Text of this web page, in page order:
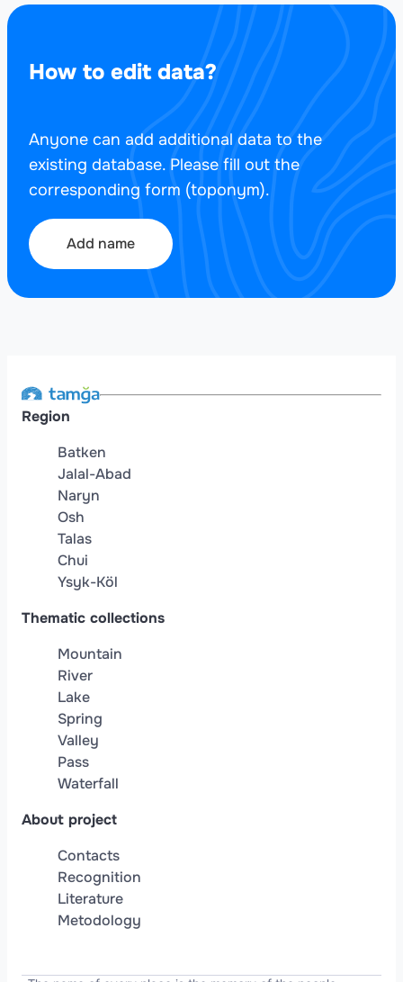
How to edit data?
Anyone can add additional data to the
existing database. Please fill out the
corresponding form (toponym).
Add name
Region
Batken
Jalal-Abad
Naryn
Osh
Talas
Chui
Ysyk-Köl
Thematic collections
Mountain
River
Lake
Spring
Valley
Pass
Waterfall
About project
Contacts
Recognition
Literature
Metodology